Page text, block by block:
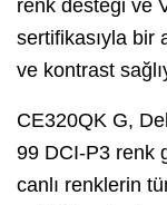
renk desteği ve
sertifikasıyla bir
ve kontrast
CE320QK G,
99 DCI-P3 renk
canlı renklerin